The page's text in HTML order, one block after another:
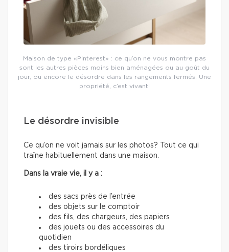
Maison de type «Pinterest» : ce qu’on ne vous montre pas
sont les autres pièces moins bien aménagées ou au goût du
jour, ou encore le désordre dans les rangements fermés. Une
propriété, c’est vivant!
Le désordre invisible
Ce qu’on ne voit jamais sur les photos? Tout ce qui
traîne habituellement dans une maison.
Dans la vraie vie, il y a :
des sacs près de l’entrée
des objets sur le comptoir
des fils, des chargeurs, des papiers
des jouets ou des accessoires du
quotidien
des tiroirs bordéliques